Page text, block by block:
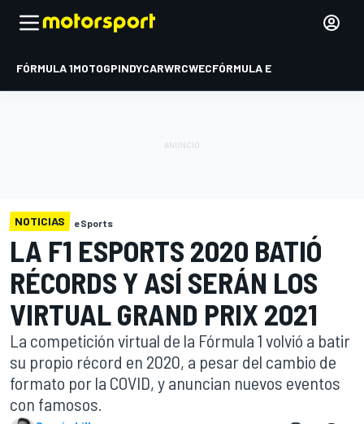
FÓRMULA 1MOTOGPINDYCARWRCWECFÓRMULA E
NOTICIAS eSports
LA F1 ESPORTS 2020 BATIÓ
RÉCORDS Y ASÍ SERÁN LOS
VIRTUAL GRAND PRIX 2021
La competición virtual de la Fórmula 1 volvió a batir
su propio récord en 2020, a pesar del cambio de
formato por la COVID, y anuncian nuevos eventos
con famosos.